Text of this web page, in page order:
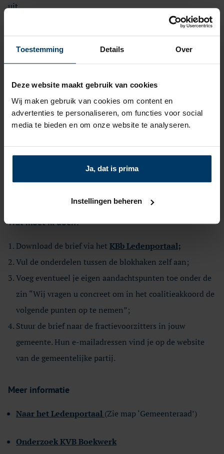
Toestemming Details Over
Deze website maakt gebruik van cookies
Wij maken gebruik van cookies om content en
advertenties te personaliseren, om functies voor social
media te bieden en om onze website te analyseren.
Ja, dat is prima
Instellingen beheren
uit.
Dat is dan ook precies wat wij als boekhandelaars nu
moeten benadrukken bij de fractievoorzitters van de
gemeenten. Daarom vind je vanaf nu op het
Ledenportaal een kant-en-klare brief die je naar de
onderhandelende partijen kunt sturen.
De brief benadrukt het belang van de boekhandel voor de
belangrijke punten opgenomen, maar er is ook ruimte
voor eigen aanvullingen, zoals aandachtspunten die op
Wat moet ik doen?
Download de brief via het KBb Ledenportaal;
Vul de onderdelen tussen de blokhaken zelf aan;
Voeg eventueel je eigen aandachtspunten toe onder de
zin “Wij vragen u concreet om in het coalitieakkoord de
volgende punten op te nemen”;
Stuur de brief naar de fractievoorzitters in jouw
gemeente. Hun e-mailadressen vind je op de website
van de gemeentelijke partij.
Meer informatie
Naar het Ledenportaal (Zie map ‘Gemeenteraad’)
Onderzoek KVB Boekwerk